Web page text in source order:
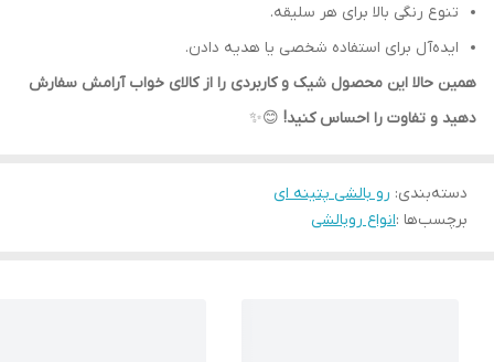
تنوع رنگی بالا برای هر سلیقه.
ایده‌آل برای استفاده شخصی یا هدیه دادن.
همین حالا این محصول شیک و کاربردی را از کالای خواب آرامش سفارش
دهید و تفاوت را احساس کنید! 😊✨
دسته‌بندی: رو بالشی پتینه ای
برچسب‌ها :انواع روبالشی